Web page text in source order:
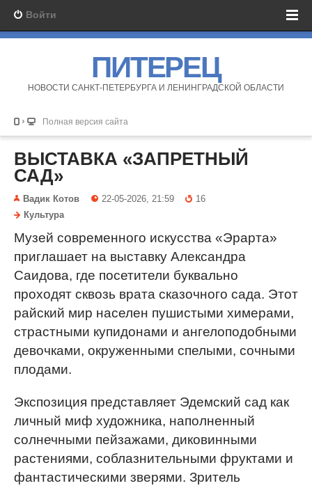
Войти
ПИТЕРЕЦ
НОВОСТИ САНКТ-ПЕТЕРБУРГА И ЛЕНИНГРАДСКОЙ ОБЛАСТИ
Полная версия сайта
ВЫСТАВКА «ЗАПРЕТНЫЙ
САД»
Вадик Котов 22-05-2026, 21:59
16
Культура
Музей современного искусства «Эрарта»
приглашает на выставку Александра
Саидова, где посетители буквально
проходят сквозь врата сказочного сада. Этот
райский мир населен пушистыми химерами,
страстными купидонами и ангелоподобными
девочками, окруженными спелыми, сочными
плодами.
Экспозиция представляет Эдемский сад как
личный миф художника, наполненный
солнечными пейзажами, диковинными
растениями, соблазнительными фруктами и
фантастическими зверями. Зритель